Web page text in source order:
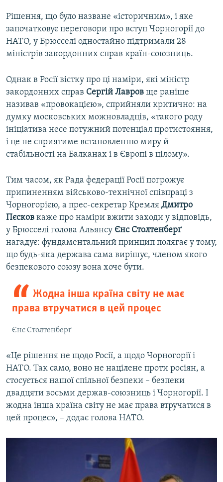
Рішення, що було назване «історичним», і яке
започатковує переговори про вступ Чорногорії до
НАТО, у Брюсселі одностайно підтримали 28
міністрів закордонних справ країн-союзниць.
Однак в Росії вістку про ці наміри, які міністр
закордонних справ Сергій Лавров ще раніше
називав «провокацією», сприйняли критично: на
думку московських можновладців, «такого роду
ініціатива несе потужний потенціал протистояння,
і це не сприятиме встановленню миру й
стабільності на Балканах і в Європі в цілому».
Тим часом, як Рада федерації Росії погрожує
припиненням військово-технічної співпраці з
Чорногорією, а прес-секретар Кремля Дмитро
Пєсков каже про наміри вжити заходи у відповідь,
у Брюсселі голова Альянсу Єнс Столтенберґ
нагадує: фундаментальний принцип полягає у тому,
що будь-яка держава сама вирішує, членом якого
безпекового союзу вона хоче бути.
Жодна інша країна світу не має
права втручатися в цей процес
Єнс Столтенберґ
«Це рішення не щодо Росії, а щодо Чорногорії і
НАТО. Так само, воно не націлене проти росіян, а
стосується нашої спільної безпеки – безпеки
двадцяти восьми держав-союзниць і Чорногорії. І
жодна інша країна світу не має права втручатися в
цей процес», – додає голова НАТО.